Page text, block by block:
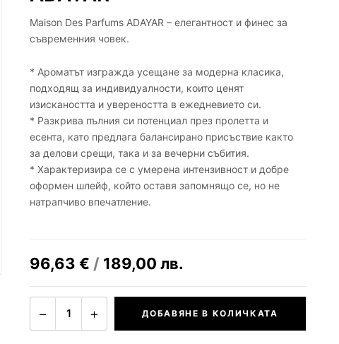
Maison Des Parfums ADAYAR – елегантност и финес за
съвременния човек.
* Ароматът изгражда усещане за модерна класика,
подходящ за индивидуалности, които ценят
изискаността и увереността в ежедневието си.
* Разкрива пълния си потенциал през пролетта и
есента, като предлага балансирано присъствие както
за делови срещи, така и за вечерни събития.
* Характеризира се с умерена интензивност и добре
оформен шлейф, който оставя запомнящо се, но не
натрапчиво впечатление.
96,63 € / 189,00 лв.
− 1 + ДОБАВЯНЕ В КОЛИЧКАТА